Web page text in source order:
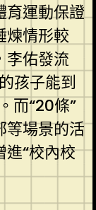
育運動保證
煉情形較
李佑發流
孩子能到
而“20條”
等場景的活
“校內校